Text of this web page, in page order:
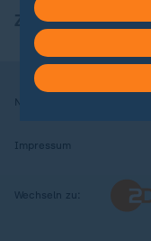
ZDFheute Apps
Nutzungsbedingungen
Impressum
Wechseln zu:
kannst du
in deinen
Hier findest du